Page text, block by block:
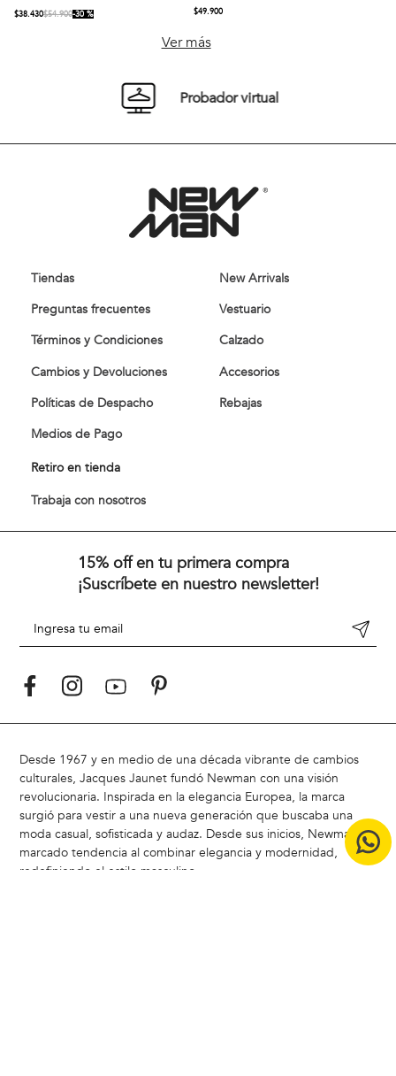
$38.430$54.900 30 % $49.900
Ver más
Probador virtual
Tiendas
Preguntas frecuentes
Términos y Condiciones
Cambios y Devoluciones
Políticas de Despacho
Medios de Pago
Retiro en tienda
Trabaja con nosotros
New Arrivals
Vestuario
Calzado
Accesorios
Rebajas
15% off en tu primera compra
¡Suscríbete en nuestro newsletter!
Desde 1967 y en medio de una década vibrante de cambios
culturales, Jacques Jaunet fundó Newman con una visión
revolucionaria. Inspirada en la elegancia Europea, la marca
surgió para vestir a una nueva generación que buscaba una
moda casual, sofisticada y audaz. Desde sus inicios, Newman ha
marcado tendencia al combinar elegancia y modernidad,
redefiniendo el estilo masculino